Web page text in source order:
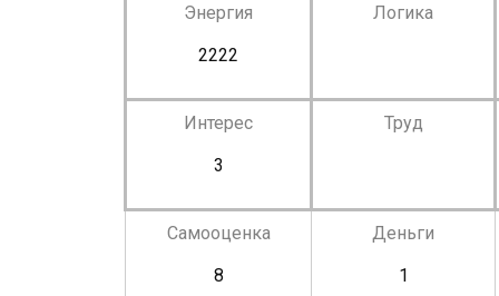
Энергия
2222
Логика
Интерес
3
Труд
Самооценка
8
Деньги
1